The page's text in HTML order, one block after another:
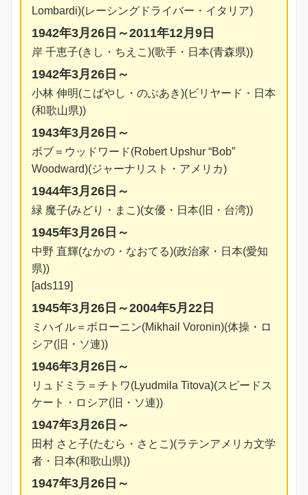
Lombardi)(レーシングドライバー・イタリア)
1942年3月26日～2011年12月9日
岸 千恵子(きし・ちえこ)(歌手・日本(青森県))
1942年3月26日～
小林 伸明(こばやし・のぶあき)(ビリヤード・日本
(和歌山県))
1943年3月26日～
ボブ＝ウッドワード(Robert Upshur “Bob”
Woodward)(ジャーナリスト・アメリカ)
1944年3月26日～
緑 魔子(みどり・まこ)(女優・日本(旧・台湾))
1945年3月26日～
中野 直輝(なかの・なおてる)(政治家・日本(愛知
県))
[ads119]
1945年3月26日～2004年5月22日
ミハイル＝ボローニン(Mikhail Voronin)(体操・ロ
シア(旧・ソ連))
1946年3月26日～
リュドミラ＝チトワ(Lyudmila Titova)(スピードス
ケート・ロシア(旧・ソ連))
1947年3月26日～
田村 さと子(たむら・さとこ)(ラテンアメリカ文学
者・日本(和歌山県))
1947年3月26日～